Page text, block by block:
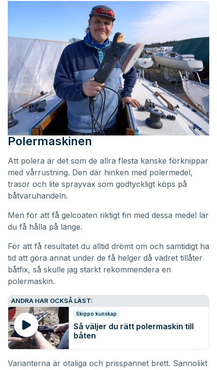
Polermaskinen
Att polera är det som de allra flesta kanske förknippar
med vårrustning. Den där hinken med polermedel,
trasor och lite sprayvax som godtyckligt köps på
båtvaruhandeln.
Men för att få gelcoaten riktigt fin med dessa medel lär
du få hålla på länge.
För att få resultatet du alltid drömt om och samtidigt ha
tid att göra annat under de få helger då vädret tillåter
båtfix, så skulle jag starkt rekommendera en
polermaskin.
ANDRA HAR OCKSÅ LÄST:
Skippo kunskap
Så väljer du rätt polermaskin till
båten
Varianterna är otaliga och prisspannet brett. Sannolikt